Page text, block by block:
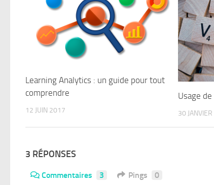
Learning Analytics : un guide pour tout
comprendre
12 JUIN 2017
Usage
30
3 RÉPONSES
Commentaires 3 Pings 0